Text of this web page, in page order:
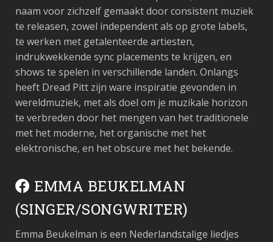
naam voor zichzelf gemaakt door consistent muziek
te releasen, zowel independent als op grote labels,
te werken met getalenteerde artiesten,
indrukwekkende sync placements te krijgen, en
shows te spelen in verschillende landen. Onlangs
heeft Dread Pitt zijn ware inspiratie gevonden in
wereldmuziek, met als doel om je muzikale horizon
te verbreden door het mengen van het traditionele
met het moderne, het organische met het
elektronische, en het obscure met het bekende.
EMMA BEUKELMAN
(SINGER/SONGWRITER)
Emma Beukelman is een Nederlandstalige liedjes